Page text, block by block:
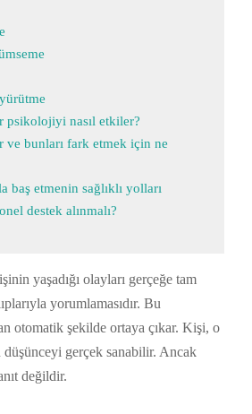
psikolojiyi nasıl etkiler?
ve bunları fark etmek için ne
baş etmenin sağlıklı yolları
destek alınmalı?
yaşadığı olayları gerçeğe tam
yorumlamasıdır. Bu
otomatik şekilde ortaya çıkar. Kişi, o
düşünceyi gerçek sanabilir. Ancak
değildir.